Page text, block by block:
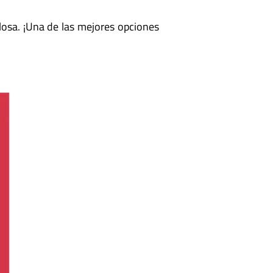
¡Una de las mejores opciones